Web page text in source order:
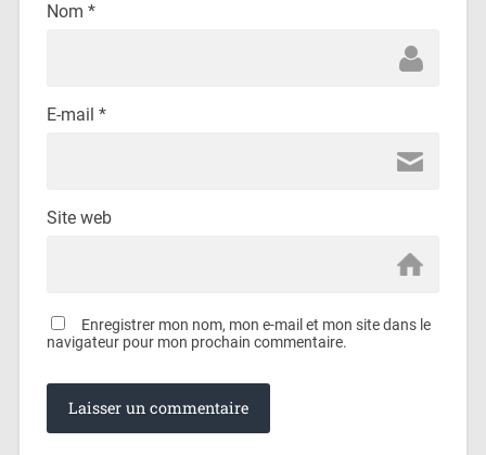
Nom *
E-mail *
Site web
Enregistrer mon nom, mon e-mail et mon site dans le
navigateur pour mon prochain commentaire.